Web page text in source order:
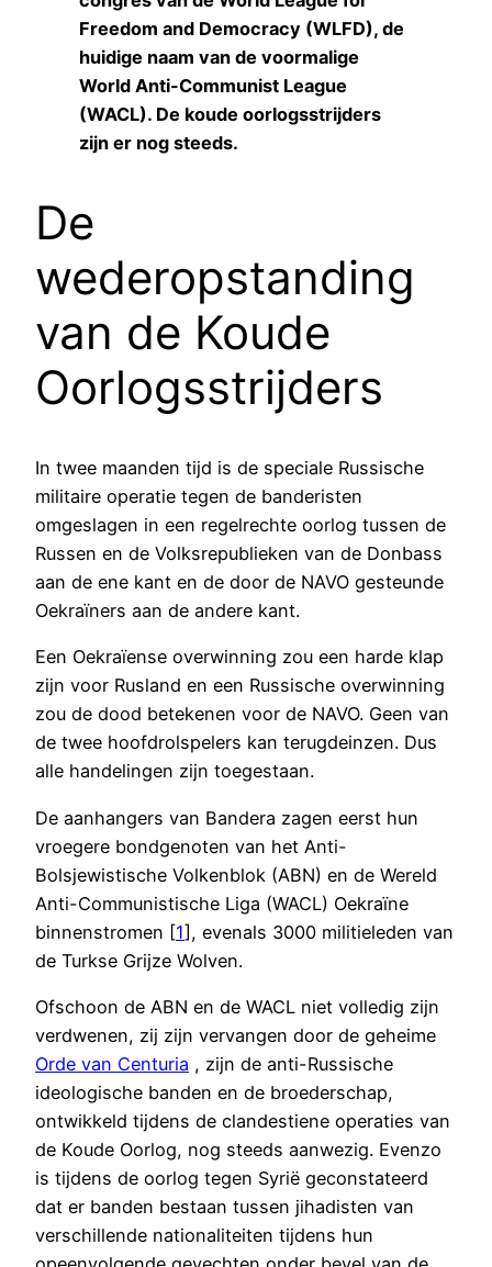
Freedom and Democracy (WLFD), de
huidige naam van de voormalige
World Anti-Communist League
(WACL). De koude oorlogsstrijders
zijn er nog steeds.
De
wederopstanding
van de Koude
Oorlogsstrijders
In twee maanden tijd is de speciale Russische
militaire operatie tegen de banderisten
omgeslagen in een regelrechte oorlog tussen de
Russen en de Volksrepublieken van de Donbass
aan de ene kant en de door de NAVO gesteunde
Oekraïners aan de andere kant.
Een Oekraïense overwinning zou een harde klap
zijn voor Rusland en een Russische overwinning
zou de dood betekenen voor de NAVO. Geen van
de twee hoofdrolspelers kan terugdeinzen. Dus
alle handelingen zijn toegestaan.
De aanhangers van Bandera zagen eerst hun
vroegere bondgenoten van het Anti-
Bolsjewistische Volkenblok (ABN) en de Wereld
Anti-Communistische Liga (WACL) Oekraïne
binnenstromen [1], evenals 3000 militieleden van
de Turkse Grijze Wolven.
Ofschoon de ABN en de WACL niet volledig zijn
verdwenen, zij zijn vervangen door de geheime
Orde van Centuria , zijn de anti-Russische
ideologische banden en de broederschap,
ontwikkeld tijdens de clandestiene operaties van
de Koude Oorlog, nog steeds aanwezig. Evenzo
is tijdens de oorlog tegen Syrië geconstateerd
dat er banden bestaan tussen jihadisten van
verschillende nationaliteiten tijdens hun